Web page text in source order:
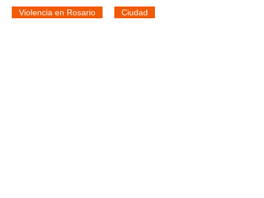
Violencia en Rosario Ciudad